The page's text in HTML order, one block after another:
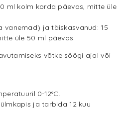
ml kolm korda päevas, mitte üle
vanemad) ja täiskasvanud: 15
üle 50 ml päevas.
võtke söögi ajal või
0-12°C.
ja tarbida 12 kuu